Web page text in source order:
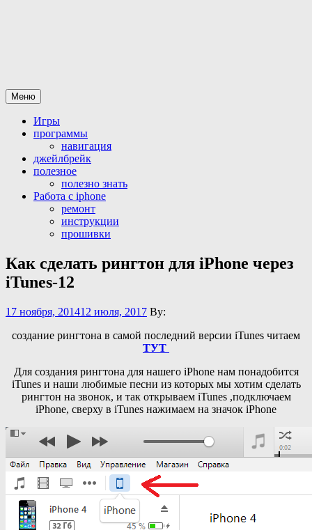
Меню
Игры
программы
навигация
джейлбрейк
полезное
полезно знать
Работа с iphone
ремонт
инструкции
прошивки
Как сделать рингтон для iPhone через
iTunes-12
17 ноября, 201412 июля, 2017 By:
создание рингтона в самой последний версии iTunes читаем
ТУТ
Для создания рингтона для нашего iPhone нам понадобится
iTunes и наши любимые песни из которых мы хотим сделать
рингтон на звонок, и так открываем iTunes ,подключаем
iPhone, сверху в iTunes нажимаем на значок iPhone